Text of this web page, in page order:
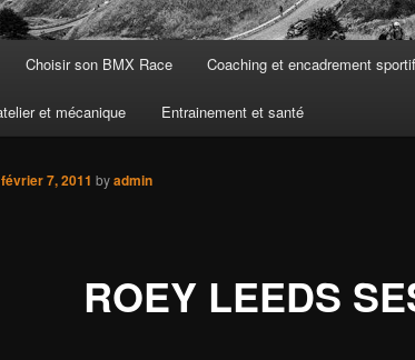
Choisir son BMX Race Coaching et encadrement sportif
et mécanique Entrainement et santé
ROEY LEEDS
février 7, 2011 byadmin